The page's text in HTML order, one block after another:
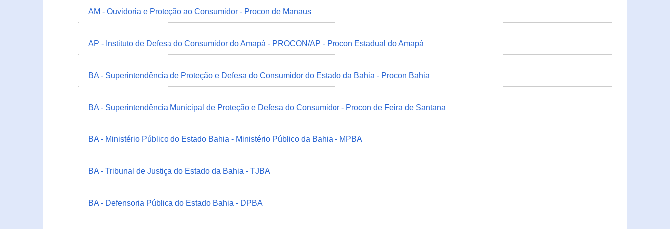
AM - Ouvidoria e Proteção ao Consumidor - Procon de Manaus
AP - Instituto de Defesa do Consumidor do Amapá - PROCON/AP - Procon Estadual do Amapá
BA - Superintendência de Proteção e Defesa do Consumidor do Estado da Bahia - Procon Bahia
BA - Superintendência Municipal de Proteção e Defesa do Consumidor - Procon de Feira de Santana
BA - Ministério Público do Estado Bahia - Ministério Público da Bahia - MPBA
BA - Tribunal de Justiça do Estado da Bahia - TJBA
BA - Defensoria Pública do Estado Bahia - DPBA